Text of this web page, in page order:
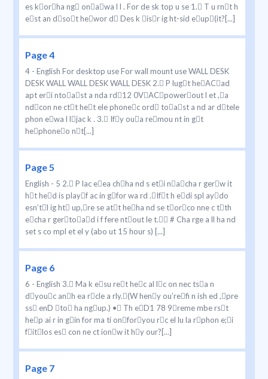
es korha ng onawa l l . For de sk top u se 1. T u rnt h
est an dsot hewor d Des k isr ig ht-sid eup(it?[...]
Page 4
4 - English For desktop use For wall mount use WALL DESK
DESK WALL WALL DESK WALL DESK 2. P lugt heACad
apt eri ntoast a nda rd12 0VACpowerout l et ,a
ndcon ne ctt het ele phonec ord toast a nd ar dtele
phon ewa l ljac k . 3. Ify oua remou nt in gt
hephoneo nt[...]
Page 5
English - 5 2. P lac eea chha nd s eti nacha r gerw it
ht hed is playf ac in gfor wa rd .Ift h edi spl aydo
esn’tl ig ht up,re se att heha nd se torco nne c tth
echa r gertoad i f fere ntout le t. # Cha rge a ll ha nd
set s co mpl et el y (abo ut 15 hour s) [...]
Page 6
6 - English 3. Ma k esu ret hec al lc on nec tsa n
dyouc anh ea rcle a rly.(W heny ou’refi n ish ed ,pre
ss enD to ha ngup.) • Th eD1 78 9reme mbe rst
hep ai r in gin for ma ti onforyou rc el lu la rphon e;i
fitlos es con ne ct ionw it hy our?[...]
Page 7